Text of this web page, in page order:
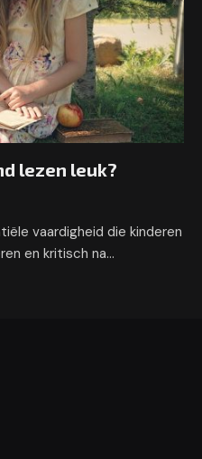
lezen leuk?
vaardigheid die kinderen
en kritisch na…